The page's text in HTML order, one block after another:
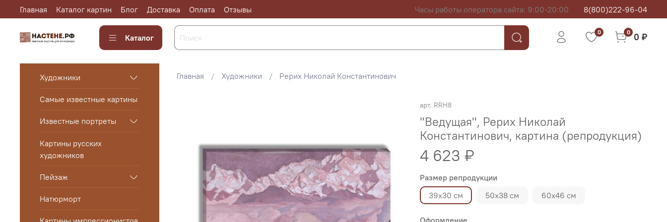
Главная Каталог картин Блог Доставка Оплата Отзывы Часы работы оператора сайта: 9:00-20:00 8(800)222-96-04
Каталог
0 0 0 ₽
Главная Художники Рерих Николай Константинович
арт. RRH8
"Ведущая", Рерих Николай
Константинович, картина (репродукция)
4 623 ₽
Размер репродукции
39х30 см
50х38 см 60х46 см
Оформление
Художники
Самые известные картины
Известные портреты
Картины русских
художников
Пейзаж
Натюрморт